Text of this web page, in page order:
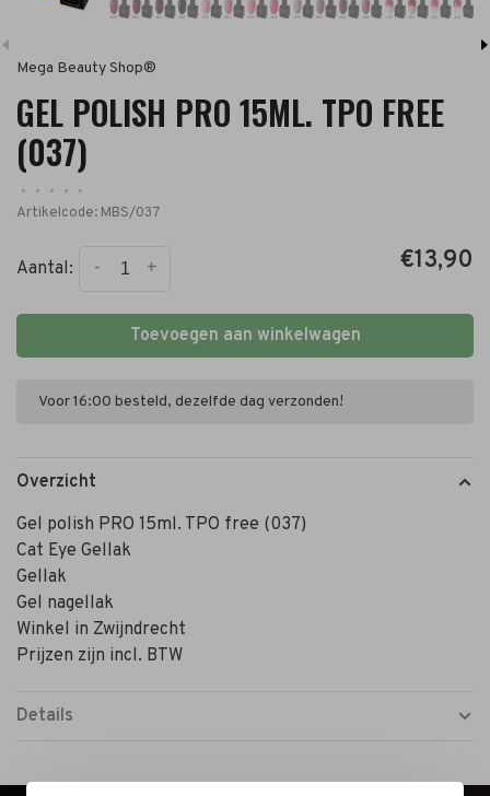
Mega Beauty Shop®
GEL POLISH PRO 15ML. TPO FREE
(037)
• • • •
•
Artikelcode: MBS/037
Aantal: +
- €13,90
Toevoegen aan winkelwagen
Voor 16:00 besteld, dezelfde dag verzonden!
Overzicht
Gel polish PRO 15ml. TPO free (037)
Cat Eye Gellak
Gellak
Gel nagellak
Winkel in Zwijndrecht
Prijzen zijn incl. BTW
Details